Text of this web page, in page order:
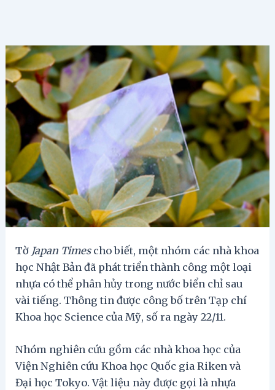
Tờ Japan Timescho biết, một nhóm các nhà khoa
học Nhật Bản đã phát triển thành công một loại
nhựa có thể phân hủy trong nước biển chỉ sau
vài tiếng. Thông tin được công bố trên Tạp chí
Khoa học Science của Mỹ, số ra ngày 22/11.
Nhóm nghiên cứu gồm các nhà khoa học của
Viện Nghiên cứu Khoa học Quốc gia Riken và
Đại học Tokyo. Vật liệu này được gọi là nhựa